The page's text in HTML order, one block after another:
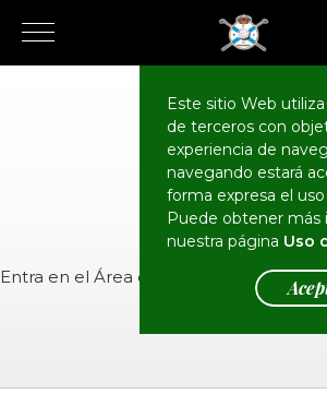
Este sitio Web
de terceros con
experiencia de
navegando estará
forma expresa el
Puede obtener más
nuestra página Uso
CALENDARIO
Eventos
Entra en el Área de Socios para ver el